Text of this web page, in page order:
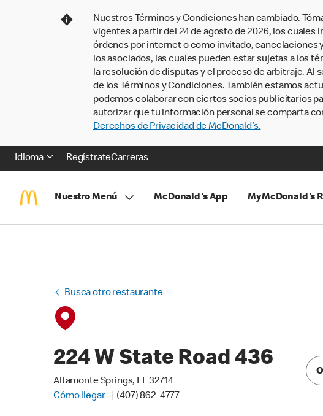
Nuestros Términos y Condiciones han cambiado.
vigentes a partir del 24 de agosto de 2026, los
órdenes por internet o como invitado, cancelaciones
los asociados, las cuales pueden estar sujetas a los
la resolución de disputas y el proceso de arbitraje. Al
de los Términos y Condiciones. También estamos
podemos colaborar con ciertos socios publicitarios
autorizar que tu información personal se comparta
Derechos de Privacidad de McDonald’s.
Idioma RegístrateCarreras
Nuestro Menú McDonald's App MyMcDonald's
Busca otro restaurante
224 W State Road 436
Altamonte Springs, FL 32714
Cómo llegar
(407) 862-4777